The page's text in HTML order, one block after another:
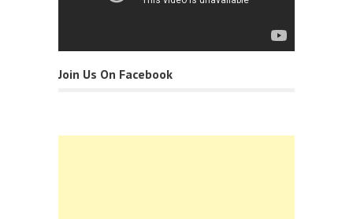
Join Us On Facebook